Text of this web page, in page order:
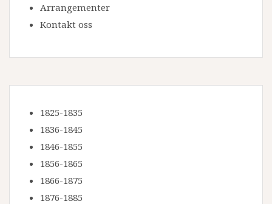
Arrangementer
Kontakt oss
1825-1835
1836-1845
1846-1855
1856-1865
1866-1875
1876-1885